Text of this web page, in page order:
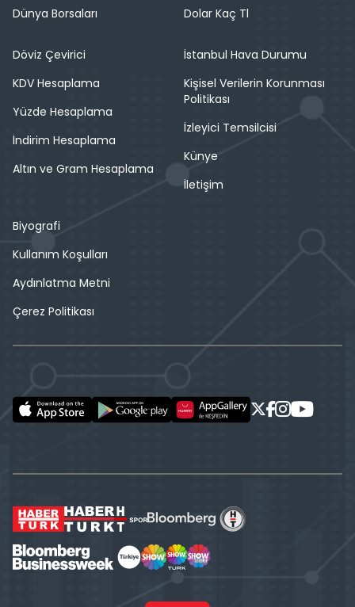
Dünya Borsaları
Dolar Kaç Tl
Döviz Çevirici
KDV Hesaplama
Yüzde Hesaplama
İndirim Hesaplama
Altın ve Gram Hesaplama
İstanbul Hava Durumu
Kişisel Verilerin Korunması
Politikası
İzleyici Temsilcisi
Künye
İletişim
Biyografi
Kullanım Koşulları
Aydınlatma Metni
Çerez Politikası